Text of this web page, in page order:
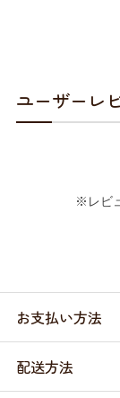
ユーザーレ
※レビ
お支払い方法
配送方法